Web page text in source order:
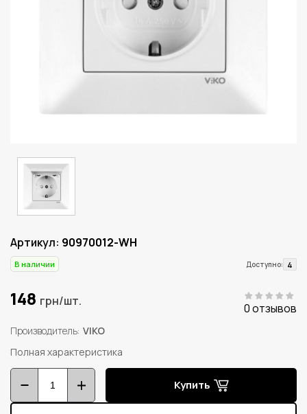
В наличии Доступно: 4
Артикул: 90970012-WH
148 грн/шт. 0 отзывов
Производитель VIKO
Полная характеристика
Купить